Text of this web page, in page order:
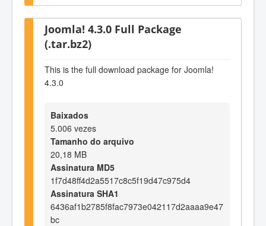
Joomla! 4.3.0 Full Package
(.tar.bz2)
This is the full download package for Joomla!
4.3.0
Baixados
5.006 vezes
Tamanho do arquivo
20,18 MB
Assinatura MD5
1f7d48ff4d2a5517c8c5f19d47c975d4
Assinatura SHA1
6436af1b2785f8fac7973e042117d2aaaa9e47
bc